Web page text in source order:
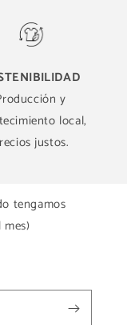
y
local,
justos.
tengamos
mes)